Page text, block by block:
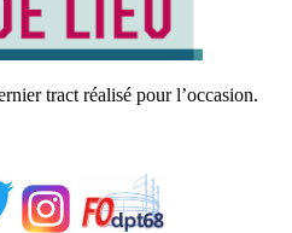
tract réalisé pour l’occasion.